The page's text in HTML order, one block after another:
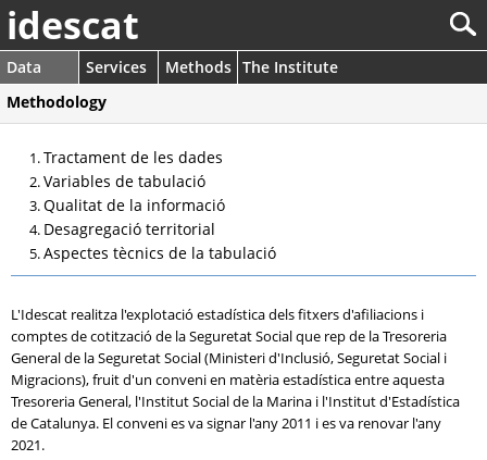
idescat
Data Services Methods The Institute
Methodology
Tractament de les dades
Variables de tabulació
Qualitat de la informació
Desagregació territorial
Aspectes tècnics de la tabulació
L'Idescat realitza l'explotació estadística dels fitxers d'afiliacions i
comptes de cotització de la Seguretat Social que rep de la Tresoreria
General de la Seguretat Social (Ministeri d'Inclusió, Seguretat Social i
Migracions), fruit d'un conveni en matèria estadística entre aquesta
Tresoreria General, l'Institut Social de la Marina i l'Institut d'Estadística
de Catalunya. El conveni es va signar l'any 2011 i es va renovar l'any
2021.